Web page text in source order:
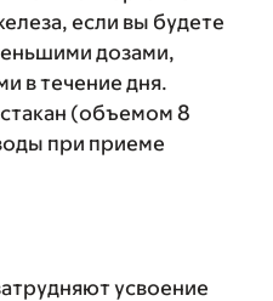
если вы будете
дозами,
в течение дня.
(объемом 8
при приеме
усвоение